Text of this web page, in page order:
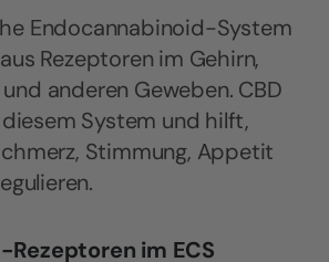
Endocannabinoid-System
Rezeptoren im Gehirn,
anderen Geweben. CBD
System und hilft,
Stimmung, Appetit
Rezeptoren im ECS